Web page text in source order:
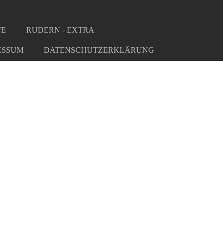
RUDERN - EXTRA
DATENSCHUTZERKLÄRUNG